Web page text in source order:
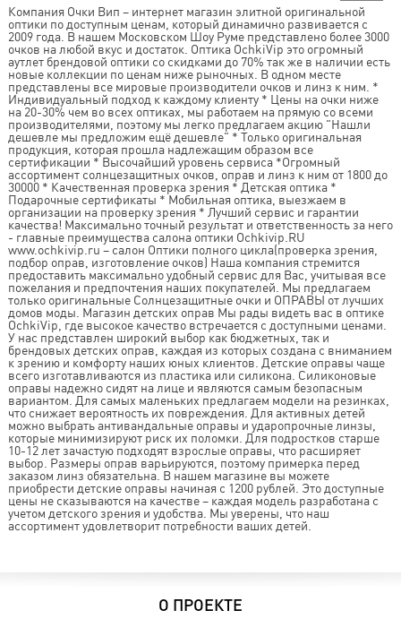
Компания Очки Вип – интернет магазин элитной оригинальной
оптики по доступным ценам, который динамично развивается с
2009 года. В нашем Московском Шоу Руме представлено более 3000
очков на любой вкус и достаток. Оптика OchkiVip это огромный
аутлет брендовой оптики со скидками до 70% так же в наличии есть
новые коллекции по ценам ниже рыночных. В одном месте
представлены все мировые производители очков и линз к ним. *
Индивидуальный подход к каждому клиенту * Цены на очки ниже
на 20-30% чем во всех оптиках, мы работаем на прямую со всеми
производителями, поэтому мы легко предлагаем акцию "Нашли
дешевле мы предложим ещё дешевле" * Только оригинальная
продукция, которая прошла надлежащим образом все
сертификации * Высочайший уровень сервиса *Огромный
ассортимент солнцезащитных очков, оправ и линз к ним от 1800 до
30000 * Качественная проверка зрения * Детская оптика *
Подарочные сертификаты * Мобильная оптика, выезжаем в
организации на проверку зрения * Лучший сервис и гарантии
качества! Максимально точный результат и ответственность за него
- главные преимущества салона оптики Ochkivip.RU
www.ochkivip.ru – салон Оптики полного цикла(проверка зрения,
подбор оправ, изготовление очков) Наша компания стремится
предоставить максимально удобный сервис для Вас, учитывая все
пожелания и предпочтения наших покупателей. Мы предлагаем
только оригинальные Солнцезащитные очки и ОПРАВЫ от лучших
домов моды. Магазин детских оправ Мы рады видеть вас в оптике
OchkiVip, где высокое качество встречается с доступными ценами.
У нас представлен широкий выбор как бюджетных, так и
брендовых детских оправ, каждая из которых создана с вниманием
к зрению и комфорту наших юных клиентов. Детские оправы чаще
всего изготавливаются из пластика или силикона. Силиконовые
оправы надежно сидят на лице и являются самым безопасным
вариантом. Для самых маленьких предлагаем модели на резинках,
что снижает вероятность их повреждения. Для активных детей
можно выбрать антивандальные оправы и ударопрочные линзы,
которые минимизируют риск их поломки. Для подростков старше
10-12 лет зачастую подходят взрослые оправы, что расширяет
выбор. Размеры оправ варьируются, поэтому примерка перед
заказом линз обязательна. В нашем магазине вы можете
приобрести детские оправы начиная с 1200 рублей. Это доступные
цены не сказываются на качестве – каждая модель разработана с
учетом детского зрения и удобства. Мы уверены, что наш
ассортимент удовлетворит потребности ваших детей.
О ПРОЕКТЕ